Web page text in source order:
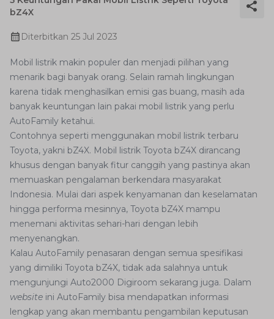
bZ4X
Diterbitkan 25 Jul 2023
Mobil listrik makin populer dan menjadi pilihan yang
menarik bagi banyak orang. Selain ramah lingkungan
karena tidak menghasilkan emisi gas buang, masih ada
banyak keuntungan lain pakai mobil listrik yang perlu
AutoFamily ketahui.
Contohnya seperti menggunakan mobil listrik terbaru
Toyota, yakni bZ4X. Mobil listrik Toyota bZ4X dirancang
khusus dengan banyak fitur canggih yang pastinya akan
memuaskan pengalaman berkendara masyarakat
Indonesia. Mulai dari aspek kenyamanan dan keselamatan
hingga performa mesinnya, Toyota bZ4X mampu
menemani aktivitas sehari-hari dengan lebih
menyenangkan.
Kalau AutoFamily penasaran dengan semua spesifikasi
yang dimiliki Toyota bZ4X, tidak ada salahnya untuk
mengunjungi Auto2000 Digiroom sekarang juga. Dalam
website ini AutoFamily bisa mendapatkan informasi
lengkap yang akan membantu pengambilan keputusan